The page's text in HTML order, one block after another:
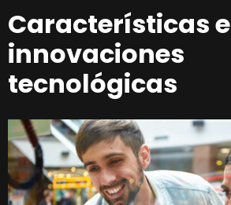
Características e
innovaciones
tecnológicas